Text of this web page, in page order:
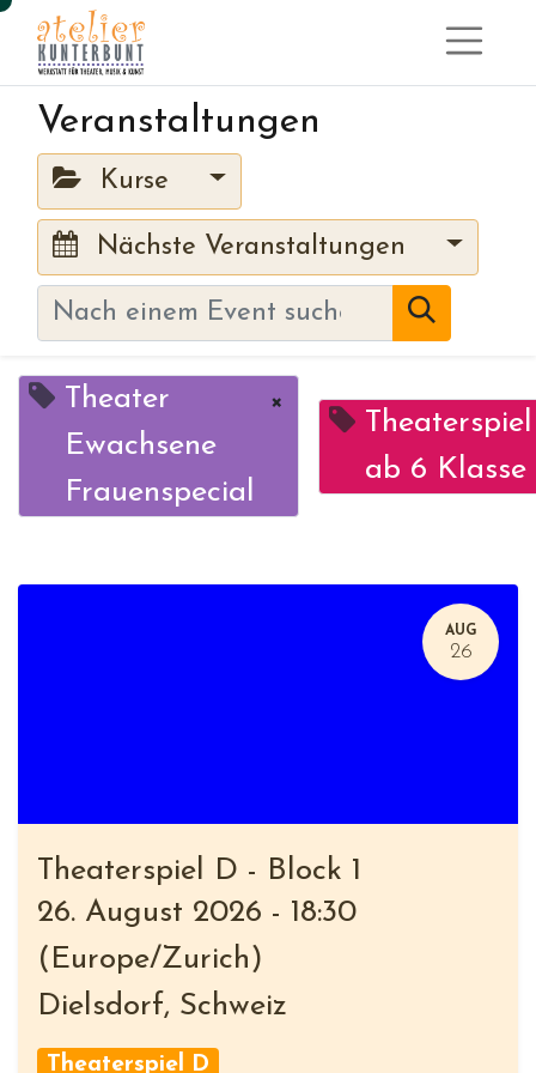
Veranstaltungen
Kurse
Nächste Veranstaltungen
Theater
Ewachsene
Frauenspecial
×
Theaterspiel
ab 6 Klasse
AUG
26
Theaterspiel D - Block 1
26. August 2026 - 18:30
( Europe/Zurich )
Dielsdorf, Schweiz
Theaterspiel D